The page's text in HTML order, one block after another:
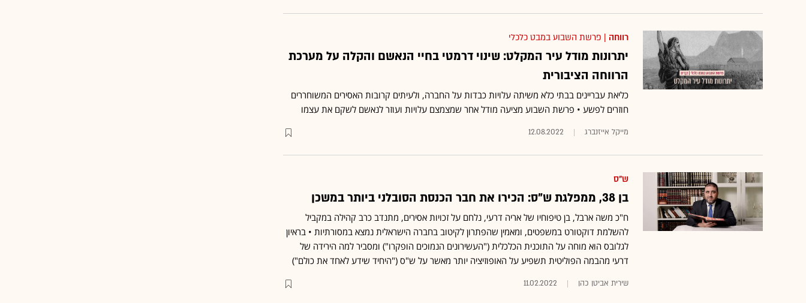
רווחה | פרשת השבוע במבט כלכלי
יתרונות מודל עיר המקלט: שינוי דרמטי בחיי הנאשם והקלה על מערכת
הרווחה הציבורית
כליאת עבריינים בבתי כלא משיתה עלויות כבדות על החברה, ולעיתים קרובות האסירים המשוחררים
חוזרים לפשע • פרשת השבוע מציעה מודל אחר שמצמצם עלויות ועוזר לנאשם לשקם את עצמו
מייקל אייזנברג 12.08.2022
ש"ס
בן 38, ממפלגת ש"ס: הכירו את חבר הכנסת הסובלני ביותר במשכן
ח"כ משה ארבל, בן טיפוחיו של אריה דרעי, נלחם על זכויות אסירים, מתנדב כרב קהילה במקביל
להשלמת דוקטורט במשפטים, ומאמין שהפתרון לקיטוב בחברה הישראלית נמצא במסורתיות • בראיון
לגלובס הוא מוחה על התוכנית הכלכלית ("העשירונים הנמוכים הופקרו") ומסביר למה הירידה של
דרעי מהבמה הפוליטית תשפיע על האופוזיציה יותר מאשר על ש"ס ("היחיד שידע לאחד את כולם")
שירית אביטן כהן 11.02.2022